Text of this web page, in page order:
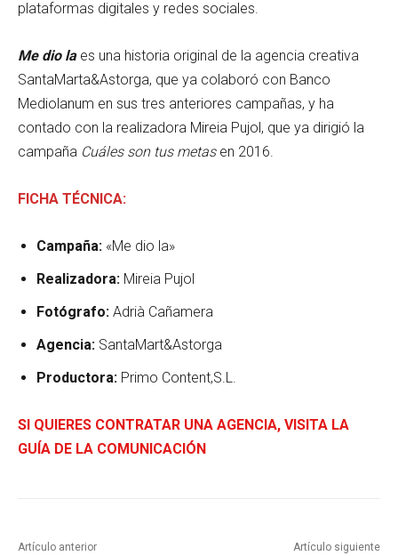
plataformas digitales y redes sociales.
Me dio laes una historia original de la agencia creativa
SantaMarta&Astorga, que ya colaboró con Banco
Mediolanum en sus tres anteriores campañas, y ha
contado con la realizadora Mireia Pujol, que ya dirigió la
campaña Cuáles son tus metasen 2016.
FICHA TÉCNICA:
Campaña: «Me dio la»
Realizadora: Mireia Pujol
Fotógrafo: Adrià Cañamera
Agencia: SantaMart&Astorga
Productora: Primo Content,S.L.
SI QUIERES CONTRATAR UNA AGENCIA, VISITA LA
GUÍA DE LA COMUNICACIÓN
Artículo anterior Artículo siguiente